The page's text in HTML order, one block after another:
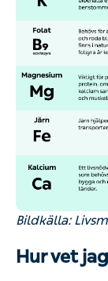
Bildkälla:
Hur vet